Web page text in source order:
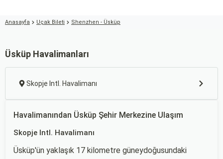
Anasayfa Uçak Bileti Shenzhen - Üsküp
Üsküp Havalimanları
Skopje Intl. Havalimanı
Havalimanından Üsküp Şehir Merkezine Ulaşım
Skopje Intl. Havalimanı
Üsküp'ün yaklaşık 17 kilometre güneydoğusundaki